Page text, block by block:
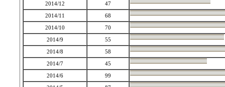
2014/12
47
2014/11
68
2014/10
70
2014/9
55
2014/8
58
2014/7
45
2014/6
99